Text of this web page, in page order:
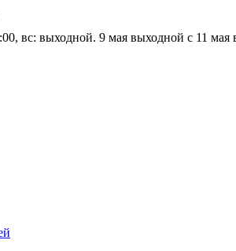
вс: выходной. 9 мая выходной с 11